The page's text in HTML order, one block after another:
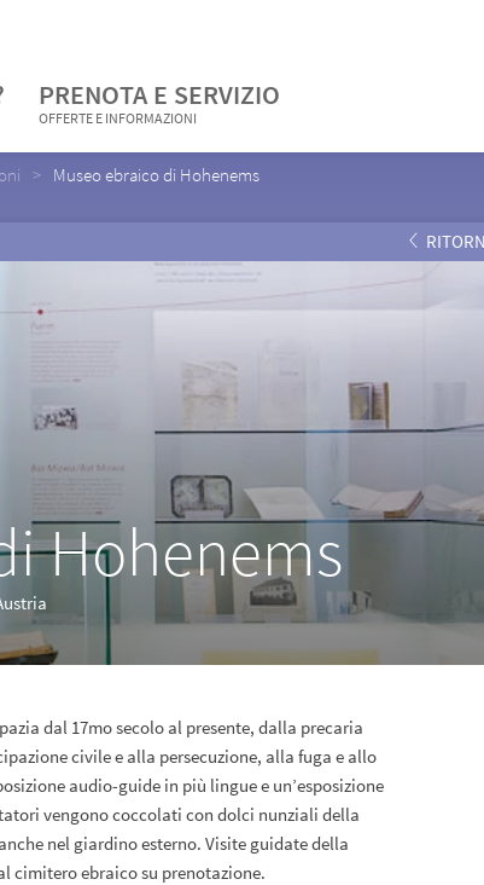
PRENOTA E SERVIZIO
OFFERTE E INFORMAZIONI
Museo ebraico di Hohenems
Hohenems
dal 17mo secolo al presente, dalla precaria
civile e alla persecuzione, alla fuga e allo
audio-guide in più lingue e un’esposizione
vengono coccolati con dolci nunziali della
nel giardino esterno. Visite guidate della
cimitero ebraico su prenotazione.